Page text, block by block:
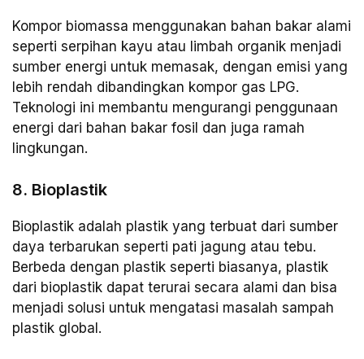
Kompor biomassa menggunakan bahan bakar alami
seperti serpihan kayu atau limbah organik menjadi
sumber energi untuk memasak, dengan emisi yang
lebih rendah dibandingkan kompor gas LPG.
Teknologi ini membantu mengurangi penggunaan
energi dari bahan bakar fosil dan juga ramah
lingkungan.
8. Bioplastik
Bioplastik adalah plastik yang terbuat dari sumber
daya terbarukan seperti pati jagung atau tebu.
Berbeda dengan plastik seperti biasanya, plastik
dari bioplastik dapat terurai secara alami dan bisa
menjadi solusi untuk mengatasi masalah sampah
plastik global.